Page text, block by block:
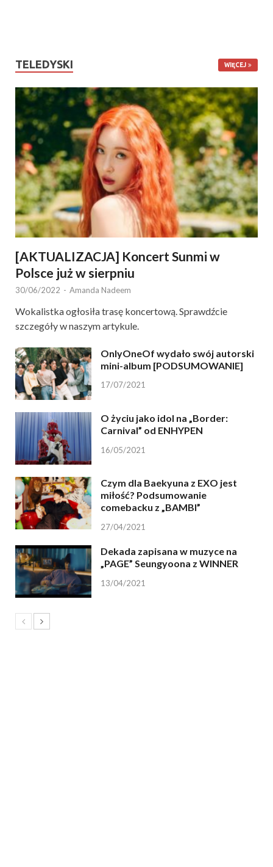
TELEDYSKI WIĘCEJ
[AKTUALIZACJA] Koncert Sunmi w
Polsce już w sierpniu
30/06/2022 - Amanda Nadeem
Wokalistka ogłosiła trasę koncertową. Sprawdźcie
szczegóły w naszym artykule.
OnlyOneOf wydało swój autorski
mini-album [PODSUMOWANIE]
17/07/2021
O życiu jako idol na „Border:
Carnival” od ENHYPEN
16/05/2021
Czym dla Baekyuna z EXO jest
miłość? Podsumowanie
comebacku z „BAMBI”
27/04/2021
Dekada zapisana w muzyce na
„PAGE” Seungyoona z WINNER
13/04/2021